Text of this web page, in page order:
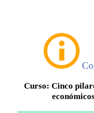
Curso: Cinco